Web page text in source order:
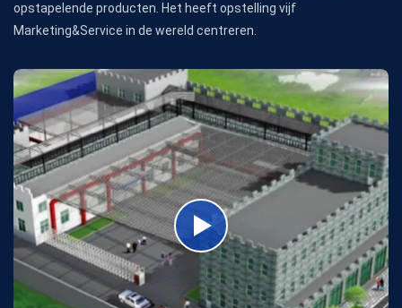
opstapelende producten. Het heeft opstelling vijf
Marketing&Service in de wereld centreren.